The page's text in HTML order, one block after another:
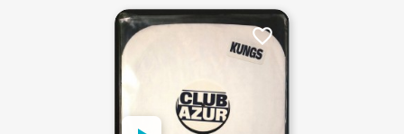
favorite_border